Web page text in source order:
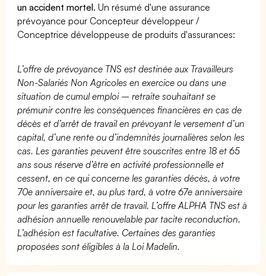
un accident mortel. Un résumé d'une assurance
prévoyance pour Concepteur développeur /
Conceptrice développeuse de produits d'assurances:
L’offre de prévoyance TNS est destinée aux Travailleurs
Non-Salariés Non Agricoles en exercice ou dans une
situation de cumul emploi – retraite souhaitant se
prémunir contre les conséquences financières en cas de
décès et d’arrêt de travail en prévoyant le versement d’un
capital, d’une rente ou d’indemnités journalières selon les
cas. Les garanties peuvent être souscrites entre 18 et 65
ans sous réserve d’être en activité professionnelle et
cessent, en ce qui concerne les garanties décès, à votre
70e anniversaire et, au plus tard, à votre 67e anniversaire
pour les garanties arrêt de travail. L’offre ALPHA TNS est à
adhésion annuelle renouvelable par tacite reconduction.
L’adhésion est facultative. Certaines des garanties
proposées sont éligibles à la Loi Madelin.